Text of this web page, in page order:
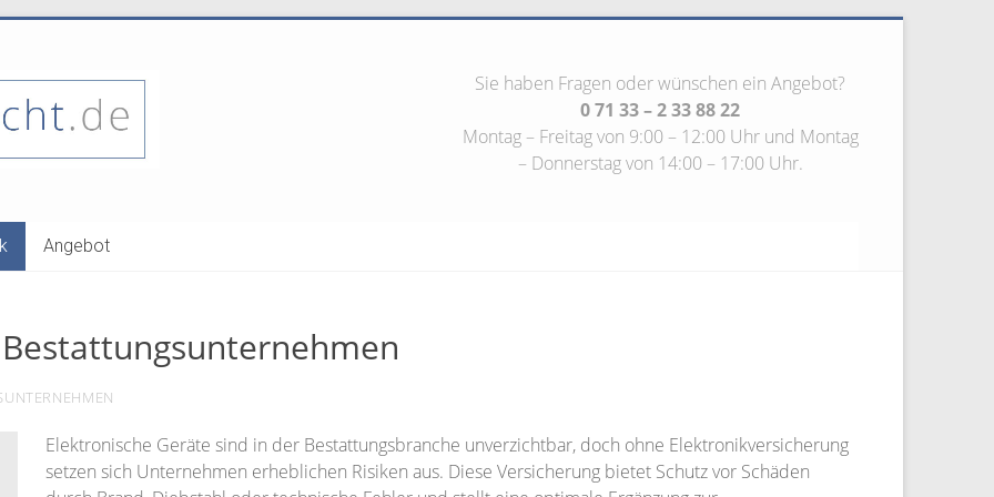
Sie haben Fragen oder wünschen ein Angebot?
0 71 33 – 2 33 88 22
Montag – Freitag von 9:00 – 12:00 Uhr und Montag
– Donnerstag von 14:00 – 17:00 Uhr.
Angebot
Elektronische Geräte sind in der Bestattungsbranche unverzichtbar, doch ohne Elektronikversicherung
setzen sich Unternehmen erheblichen Risiken aus. Diese Versicherung bietet Schutz vor Schäden